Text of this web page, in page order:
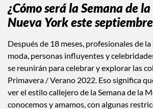
¿Cómo será la Semana de
Nueva York este
Después de 18 meses, profesionales de
moda, personas influyentes y
se reunirán para celebrar y explorar las
Primavera / Verano 2022. Eso significa
ver el estilo callejero de la Semana de la
conocemos y amamos, con algunas